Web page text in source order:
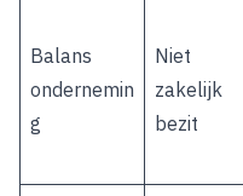
Balans
ondernemin
g
Niet
zakelijk
bezit